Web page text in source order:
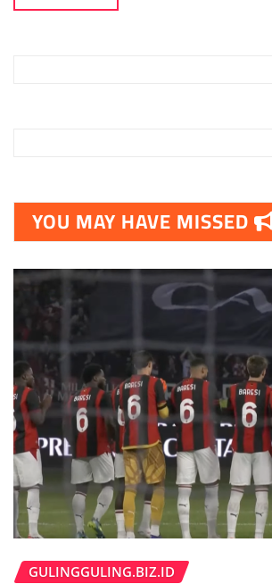
YOU MAY HAVE MISSED
GULINGGULING.BIZ.ID